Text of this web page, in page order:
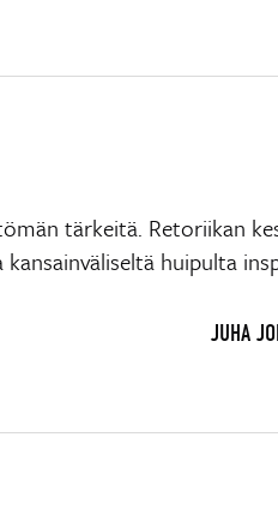
tärkeitä. Retoriikan
kansainväliseltä huipulta
JUHA